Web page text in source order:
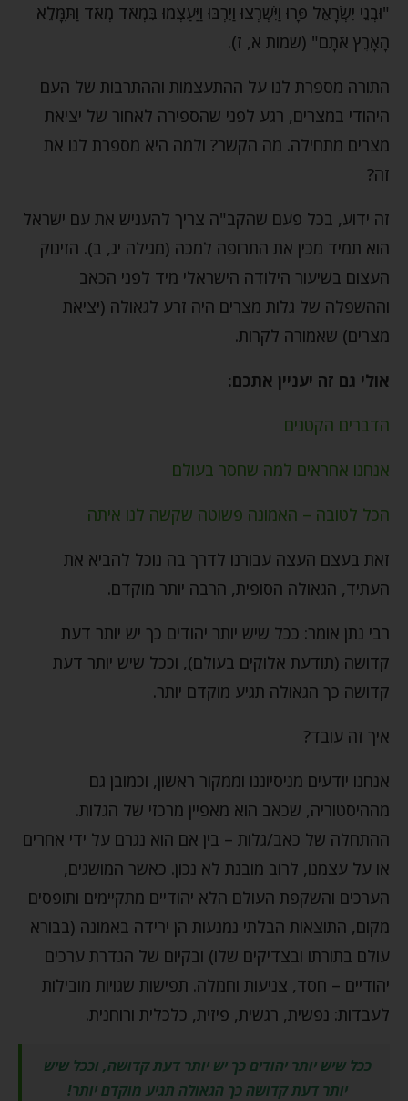
"וּבְנֵי יִשְׂרָאֵל פָּרוּ וַיִּשְׁרְצוּ וַיִּרְבּוּ וַיַּעַצְמוּ בִּמְאֹד מְאֹד וַתִּמָּלֵא
הָאָרֶץ אֹתָם" (שמות א, ז).
התורה מספרת לנו על ההתעצמות וההתרבות של העם
היהודי במצרים, רגע לפני שהספירה לאחור של יציאת
מצרים מתחילה. מה הקשר? ולמה היא מספרת לנו את
זה?
זה ידוע, בכל פעם שהקב"ה צריך להעניש את עם ישראל
הוא תמיד מכין את התרופה למכה (מגילה יג, ב). הזינוק
העצום בשיעור הילודה הישראלי מיד לפני הכאב
וההשפלה של גלות מצרים היה זרע לגאולה (יציאת
מצרים) שאמורה לקרות.
אולי גם זה יעניין אתכם:
הדברים הקטנים
אנחנו אחראים למה שחסר בעולם
הכל לטובה – האמונה פשוטה שקשה לנו איתה
זאת בעצם העצה עבורנו לדרך בה נוכל להביא את
העתיד, הגאולה הסופית, הרבה יותר מוקדם.
רבי נתן אומר: ככל שיש יותר יהודים כך יש יותר דעת
קדושה (תודעת אלוקים בעולם), וככל שיש יותר דעת
קדושה כך הגאולה תגיע מוקדם יותר.
איך זה עובד?
אנחנו יודעים מניסיוננו וממקור ראשון, וכמובן גם
מההיסטוריה, שכאב הוא מאפיין מרכזי של הגלות.
ההתחלה של כאב/גלות – בין אם הוא נגרם על ידי אחרים
או על עצמנו, לרוב מובנת לא נכון. כאשר המושגים,
הערכים והשקפת העולם הלא יהודיים מתקיימים ותופסים
מקום, התוצאות הבלתי נמנעות הן ירידה באמונה (בבורא
עולם בתורתו ובצדיקים שלו) ובקיום של הגדרת ערכים
יהודיים – חסד, צניעות וחמלה. תפישות שגויות מובילות
לעבדות: נפשית, רגשית, פיזית, כלכלית ורוחנית.
ככל שיש יותר יהודים כך יש יותר דעת קדושה, וככל שיש
יותר דעת קדושה כך הגאולה תגיע מוקדם יותר!